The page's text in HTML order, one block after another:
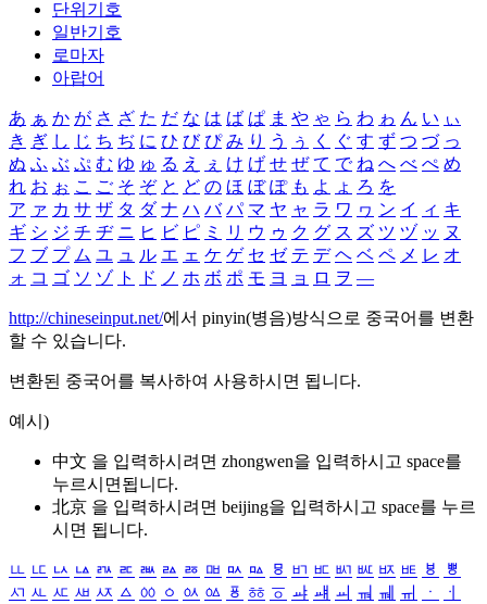
단위기호
일반기호
로마자
아랍어
あ ぁ か が さ ざ た だ な は ば ぱ ま や ゃ ら わ ゎ ん い ぃ
き ぎ し じ ち ぢ に ひ び ぴ み り う ぅ く ぐ す ず つ づ っ
ぬ ふ ぶ ぷ む ゆ ゅ る え ぇ け げ せ ぜ て で ね へ べ ぺ め
れ お ぉ こ ご そ ぞ と ど の ほ ぼ ぽ も よ ょ ろ を
ア ァ カ サ ザ タ ダ ナ ハ バ パ マ ヤ ャ ラ ワ ヮ ン イ ィ キ
ギ シ ジ チ ヂ ニ ヒ ビ ピ ミ リ ウ ゥ ク グ ス ズ ツ ヅ ッ ヌ
フ ブ プ ム ユ ュ ル エ ェ ケ ゲ セ ゼ テ デ ヘ ベ ペ メ レ オ
ォ コ ゴ ソ ゾ ト ド ノ ホ ボ ポ モ ヨ ョ ロ ヲ ―
http://chineseinput.net/에서 pinyin(병음)방식으로 중국어를 변환
할 수 있습니다.
변환된 중국어를 복사하여 사용하시면 됩니다.
예시)
中文 을 입력하시려면 zhongwen을 입력하시고 space를
누르시면됩니다.
北京 을 입력하시려면 beijing을 입력하시고 space를 누르
시면 됩니다.
ㅥ ㅦ ㅧ ㅨ ㅩ ㅪ ㅫ ㅬ ㅭ ㅮ ㅯ ㅰ ㅱ ㅲ ㅳ ㅴ ㅵ ㅶ ㅷ ㅸ
ㅹ
ㅺ ㅻ ㅼ ㅽ ㅾ ㅿ ㆀ ㆁ ㆂ ㆃ ㆄ ㆅ ㆆ ㆇ ㆈ ㆉ ㆊ ㆋ ㆌ ㆍ
ㆎ